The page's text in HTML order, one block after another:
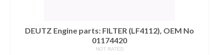
DEUTZ Engine parts: FILTER (LF4112), OEM No
01174420
NOT RATED